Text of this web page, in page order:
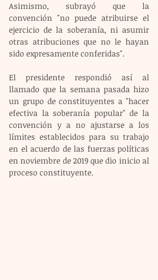
Asimismo, subrayó que la
convención "no puede atribuirse el
ejercicio de la soberanía, ni asumir
otras atribuciones que no le hayan
sido expresamente conferidas".
El presidente respondió así al
llamado que la semana pasada hizo
un grupo de constituyentes a "hacer
efectiva la soberanía popular" de la
convención y a no ajustarse a los
límites establecidos para su trabajo
en el acuerdo de las fuerzas políticas
en noviembre de 2019 que dio inicio al
proceso constituyente.